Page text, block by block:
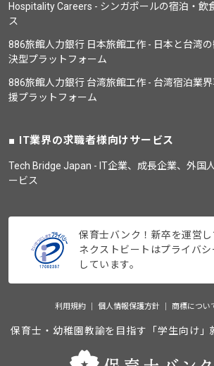
Hospitality Careers - シンガポールの宿泊・飲
ス
886旅館人力銀行 日本旅館工作 - 日本と台湾
決型プラットフォーム
886旅館人力銀行 台湾旅館工作 - 台湾宿泊業
援プラットフォーム
IT業界の求職者様向けサービス
Tech Bridge Japan - IT企業、成長企業、外国
ービス
保育士バンク！新卒を運営
ネクストビートはプライバ
しています。
利用規約 個人情報保護方針 商標につい
保育士・幼稚園教諭を目指す「学生向け」